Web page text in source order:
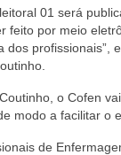
01 será
feito por meio
dos profissionais”,
o Cofen
modo a facilitar o
de